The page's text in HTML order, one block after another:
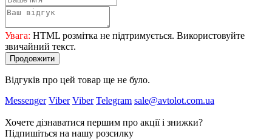
Увага: HTML розмітка не підтримується. Використовуйте
звичайний текст.
Продовжити
Відгуків про цей товар ще не було.
Messenger Viber Viber Telegram sale@avtolot.com.ua
Хочете дізнаватися першим про акції і знижки?
Підпишіться на нашу розсилку